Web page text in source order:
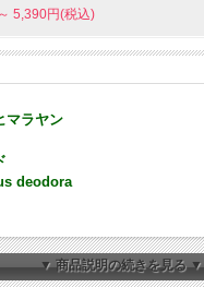
～ 5,390円(税込)
マラヤン
deodora
▼ 商品説明の続きを見る ▼